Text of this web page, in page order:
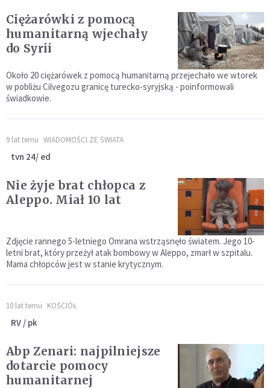
Ciężarówki z pomocą
humanitarną wjechały
do Syrii
Około 20 ciężarówek z pomocą humanitarną przejechało we wtorek
w pobliżu Cilvegozu granicę turecko-syryjską - poinformowali
świadkowie.
9 lat temu WIADOMOŚCI ZE ŚWIATA
tvn 24/ ed
Nie żyje brat chłopca z
Aleppo. Miał 10 lat
Zdjęcie rannego 5-letniego Omrana wstrząsnęło światem. Jego 10-
letni brat, który przeżył atak bombowy w Aleppo, zmarł w szpitalu.
Mama chłopców jest w stanie krytycznym.
10 lat temu KOŚCIÓŁ
RV / pk
Abp Zenari: najpilniejsze
dotarcie pomocy
humanitarnej